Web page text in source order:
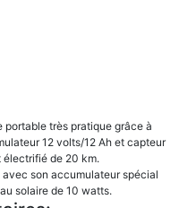
très pratique grâce à
12 volts/12 Ah et capteur
de 20 km.
son accumulateur spécial
solaire de 10 watts.